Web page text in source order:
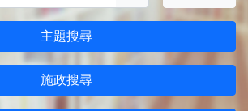
主題搜尋
施政搜尋